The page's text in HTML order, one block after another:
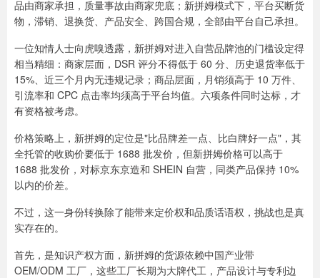
品由商家承担，质量事故由商家兜底；新拼姆模式下，平台买断货
物，滞销、退换货、产品安全、跨国合规，全部由平台自己承担。
一位知情人士向虎嗅透露，新拼姆对进入自营品牌池的门槛设定得
相当精细：商家层面，DSR 评分不得低于 60 分、历史退货率低于
15%、近三个月内无违规记录；商品层面，月销须高于 10 万件、
引流率和 CPC 点击率均须高于平台均值。六项条件同时达标，才
有资格被考虑。
价格策略上，新拼姆的定位是"比品牌差一点、比白牌好一点"，其
全托管的收购价要低于 1688 批发价，但新拼姆价格可以高于
1688 批发价，对标京东京造和 SHEIN 自营，同类产品保持 10%
以内的价差。
不过，这一身份转换除了能带来定价权和品质话语权，挑战也是真
实存在的。
首先，是知识产权方面，新拼姆的货源依赖中国产业带
OEM/ODM 工厂，这些工厂长期为大牌代工，产品设计与专利边